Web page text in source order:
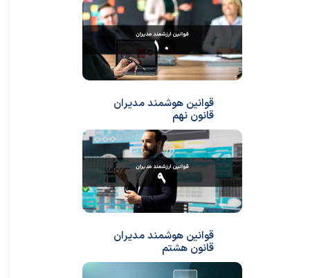
قوانین هوشمند مدیران
قانون نهم
قوانین هوشمند مدیران
قانون هشتم